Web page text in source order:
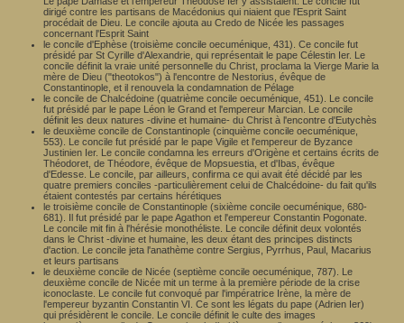
dirigé contre les partisans de Macédonius qui niaient que l'Esprit Saint
procédait de Dieu. Le concile ajouta au Credo de Nicée les passages
concernant l'Esprit Saint
le concile d'Ephèse (troisième concile oecuménique, 431). Ce concile fut
présidé par St Cyrille d'Alexandrie, qui représentait le pape Célestin Ier. Le
concile définit la vraie unité personnelle du Christ, proclama la Vierge Marie la
mère de Dieu ("theotokos") à l'encontre de Nestorius, évêque de
Constantinople, et il renouvela la condamnation de Pélage
le concile de Chalcédoine (quatrième concile oecuménique, 451). Le concile
fut présidé par le pape Léon le Grand et l'empereur Marcian. Le concile
définit les deux natures -divine et humaine- du Christ à l'encontre d'Eutychès
le deuxième concile de Constantinople (cinquième concile oecuménique,
553). Le concile fut présidé par le pape Vigile et l'empereur de Byzance
Justinien Ier. Le concile condamna les erreurs d'Origène et certains écrits de
Théodoret, de Théodore, évêque de Mopsuestia, et d'Ibas, évêque
d'Edesse. Le concile, par ailleurs, confirma ce qui avait été décidé par les
quatre premiers conciles -particulièrement celui de Chalcédoine- du fait qu'ils
étaient contestés par certains hérétiques
le troisième concile de Constantinople (sixième concile oecuménique, 680-
681). Il fut présidé par le pape Agathon et l'empereur Constantin Pogonate.
Le concile mit fin à l'hérésie monothéliste. Le concile définit deux volontés
dans le Christ -divine et humaine, les deux étant des principes distincts
d'action. Le concile jeta l'anathème contre Sergius, Pyrrhus, Paul, Macarius
et leurs partisans
le deuxième concile de Nicée (septième concile oecuménique, 787). Le
deuxième concile de Nicée mit un terme à la première période de la crise
iconoclaste. Le concile fut convoqué par l'impératrice Irène, la mère de
l'empereur byzantin Constantin VI. Ce sont les légats du pape (Adrien Ier)
qui présidèrent le concile. Le concile définit le culte des images